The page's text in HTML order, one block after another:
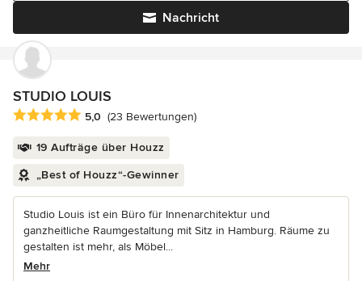
Nachricht
STUDIO LOUIS
Durchschnittliche Bewertung: 5 von 5 Sternen
5,0 (23 Bewertungen)
19 Aufträge über Houzz
„Best of Houzz“-Gewinner
Studio Louis ist ein Büro für Innenarchitektur und
ganzheitliche Raumgestaltung mit Sitz in Hamburg. Räume zu
gestalten ist mehr, als Möbel...
Mehr